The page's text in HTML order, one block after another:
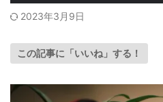
2023年3月9日
この記事に「いいね」する！